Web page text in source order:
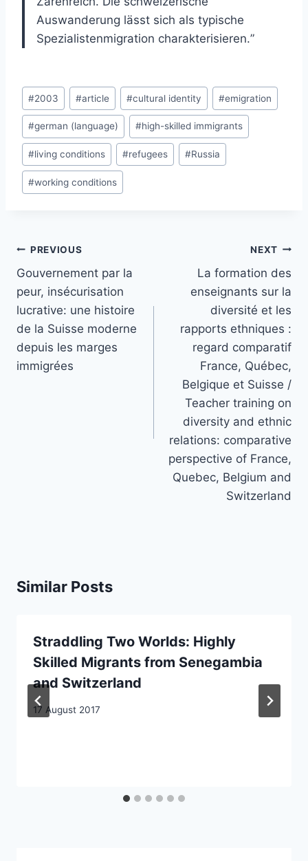
Auswanderung lässt sich als typische
Spezialistenmigration charakterisieren.”
Post
Tags:
#2003 #article #cultural identity #emigration
#german (language) #high-skilled immigrants
#living conditions #refugees #Russia
#working conditions
Post
navigation
PREVIOUS
Gouvernement par la
peur, insécurisation
lucrative: une histoire
de la Suisse moderne
depuis les marges
immigrées
NEXT
La formation des
enseignants sur la
diversité et les
rapports ethniques :
regard comparatif
France, Québec,
Belgique et Suisse /
Teacher training on
diversity and ethnic
relations: comparative
perspective of France,
Quebec, Belgium and
Switzerland
Similar Posts
Straddling Two Worlds: Highly
Skilled Migrants from Senegambia
and Switzerland
17 August 2017